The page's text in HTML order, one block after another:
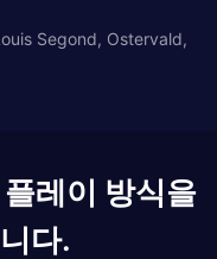
Segond, Ostervald,
레이 방식을
다.